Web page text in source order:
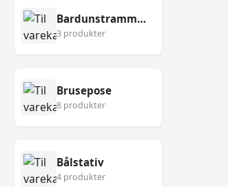
Bardunstrammer
3 produkter
Brusepose
8 produkter
Bålstativ
4 produkter